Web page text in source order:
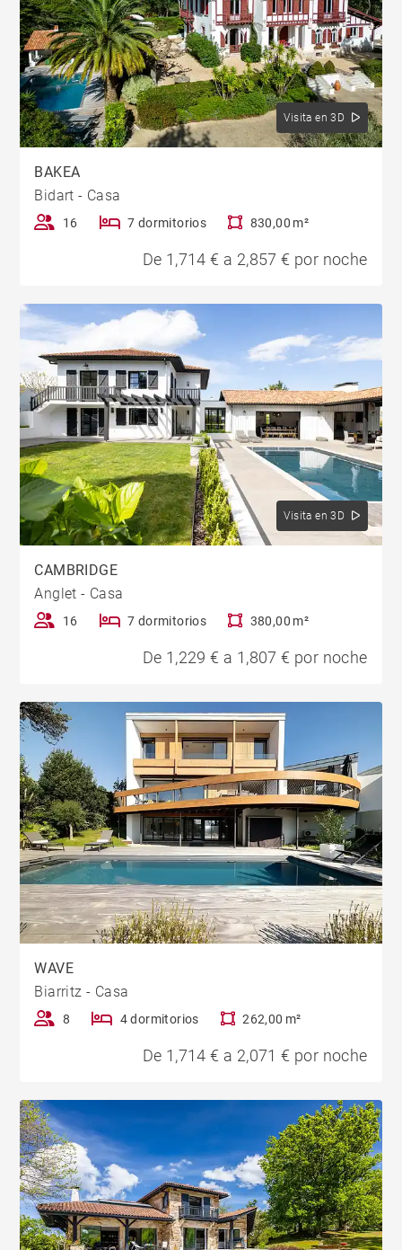
Visita en 3D
BAKEA
Bidart - Casa
16 7 dormitorios 830,00 m²
De 1,714 € a 2,857 € por noche
Visita en 3D
CAMBRIDGE
Anglet - Casa
16 7 dormitorios 380,00 m²
De 1,229 € a 1,807 € por noche
WAVE
Biarritz - Casa
8 4 dormitorios 262,00 m²
De 1,714 € a 2,071 € por noche